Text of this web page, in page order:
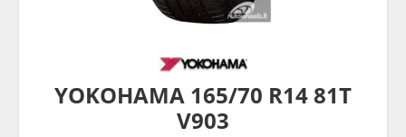
YOKOHAMA 165/70 R14 81T
V903